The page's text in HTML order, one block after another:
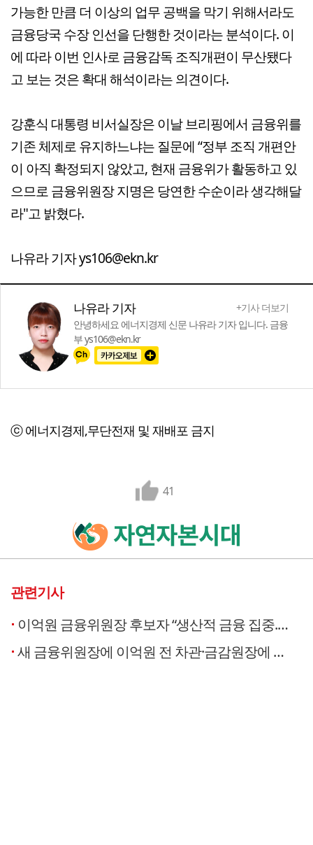
가능한 만큼 더 이상의 업무 공백을 막기 위해서라도
금융당국 수장 인선을 단행한 것이라는 분석이다. 이
에 따라 이번 인사로 금융감독 조직개편이 무산됐다
고 보는 것은 확대 해석이라는 의견이다.
강훈식 대통령 비서실장은 이날 브리핑에서 금융위를
기존 체제로 유지하느냐는 질문에 “정부 조직 개편안
이 아직 확정되지 않았고, 현재 금융위가 활동하고 있
으므로 금융위원장 지명은 당연한 수순이라 생각해달
라"고 밝혔다.
나유라 기자 ys106@ekn.kr
나유라 기자
+기사 더보기
안녕하세요 에너지경제 신문 나유라 기자 입니다. 금융
부 ys106@ekn.kr
ⓒ 에너지경제,무단전재 및 재배포 금지
41
관련기사
이억원 금융위원장 후보자 “생산적 금융 집중...금감원과 원팀”
새 금융위원장에 이억원 전 차관·금감원장에 이찬진 변호사